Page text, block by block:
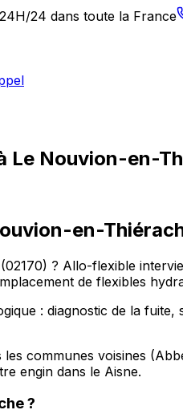
24 dans toute la France
Le Nouvion-en-
en-
? Allo-flexible
de flexibles
: diagnostic de la
communes voisines
engin dans le Aisne.
?